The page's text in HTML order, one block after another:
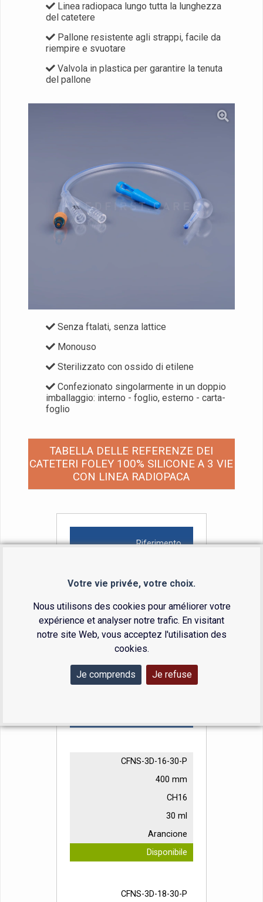
Votre vie privée, votre choix.
Nous utilisons des cookies pour améliorer votre
expérience et analyser notre trafic. En visitant
notre site Web, vous acceptez l'utilisation des
cookies.
Je comprends Je refuse
Linea radiopaca lungo tutta la lunghezza
del catetere
Pallone resistente agli strappi, facile da
riempire e svuotare
Valvola in plastica per garantire la tenuta
del pallone
Senza ftalati, senza lattice
Monouso
Sterilizzato con ossido di etilene
Confezionato singolarmente in un doppio
imballaggio: interno - foglio, esterno - carta-
foglio
TABELLA DELLE REFERENZE DEI
CATETERI FOLEY 100% SILICONE A 3 VIE
CON LINEA RADIOPACA
Riferimento
Dimensione CH
Dimensione del palloncino
Colore
CFNS-3D-16-30-P
400 mm
CH16
30 ml
Arancione
Disponibile
CFNS-3D-18-30-P